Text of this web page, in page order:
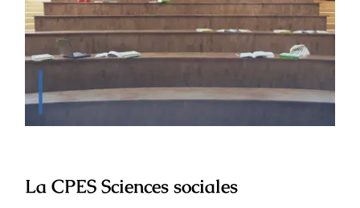
La CPES Sciences sociales
La CPES Sciences sociales